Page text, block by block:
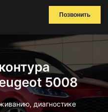
Позвонить
5008
диагностике